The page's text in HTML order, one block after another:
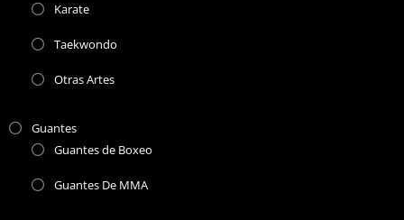
Karate
Taekwondo
Otras Artes
Guantes
Guantes de Boxeo
Guantes De MMA